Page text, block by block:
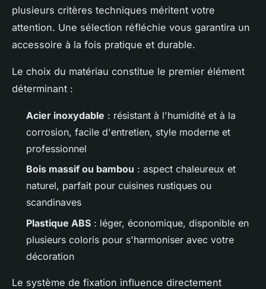
plusieurs critères techniques méritent votre
attention. Une sélection réfléchie vous garantira un
accessoire à la fois pratique et durable.
Le choix du matériau constitue le premier élément
déterminant :
Acier inoxydable : résistant à l'humidité et à la
corrosion, facile d'entretien, style moderne et
professionnel
Bois massif ou bambou : aspect chaleureux et
naturel, parfait pour cuisines rustiques ou
scandinaves
Plastique ABS : léger, économique, disponible en
plusieurs coloris pour s'harmoniser avec votre
décoration
Le système de fixation influence directement